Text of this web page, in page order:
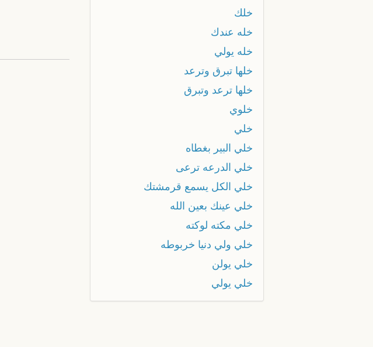
خلك
خله عندك
خله يولي
خلها تبرق وترعد
خلها ترعد وتبرق
خلوي
خلي
خلي البير بغطاه
خلي الدرعه ترعى
خلي الكل يسمع قرمشتك
خلي عينك بعين الله
خلي مكته لوكته
خلي ولي دنيا خربوطه
خلي يولن
خلي يولي